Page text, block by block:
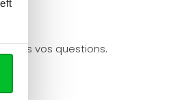
vos questions.